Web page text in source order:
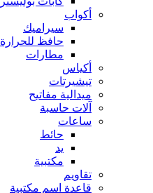
أكواب
سيراميك
حافظ للحرارة
مطارات
أكياس
تيشيرتات
ميدالية مفاتيح
آلات حاسبة
ساعات
حائط
يد
مكتبية
تقاويم
قاعدة اسم مكتبية